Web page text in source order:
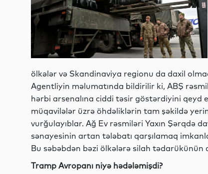
ölkələr və Skandinaviya regionu da daxil
Agentliyin məlumatında bildirilir ki, ABŞ
hərbi arsenalına ciddi təsir göstərdiyini qeyd
müqavilələr üzrə öhdəliklərin tam şəkildə
vurğulayıblar. Ağ Ev rəsmiləri Yaxın Şərqdə
sənayesinin artan tələbatı qarşılamaq
Bu səbəbdən bəzi ölkələrə silah tədarükünün
Tramp Avropanı niyə hədələmişdi?